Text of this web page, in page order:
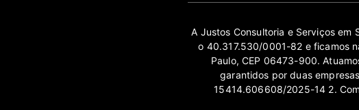
A Justos Consultoria e Serviços
o 40.317.530/0001-82 e ficamos
Paulo, CEP 06473-900.
garantidos por duas
15414.606608/2025-14 2.